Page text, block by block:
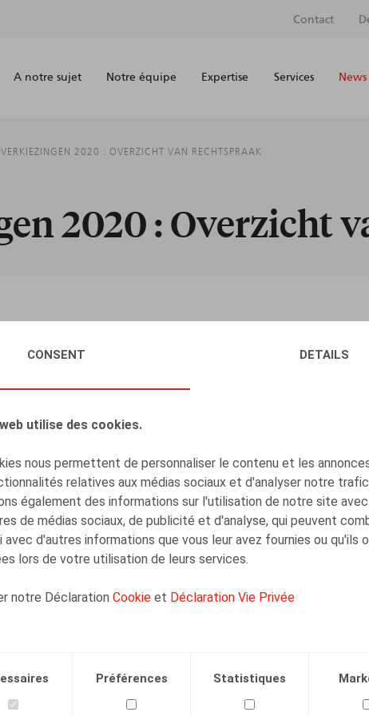
CONSENT DETAILS
utilise des cookies.
nous permettent de personnaliser le contenu et les
relatives aux médias sociaux et d'analyser notre
également des informations sur l'utilisation de notre site
de médias sociaux, de publicité et d'analyse, qui peuvent
d'autres informations que vous leur avez fournies ou qu'ils
lors de votre utilisation de leurs services.
notre Déclaration Cookie et Déclaration Vie Privée
Préférences Statistiques
Contact
A notre sujet Notre équipe Expertise Services
2020 : OVERZICHT VAN RECHTSPRAAK
2020 : Overzicht
Lenaerts
Olivier Wouters
Facebook
TwitterLinkedinCourriel